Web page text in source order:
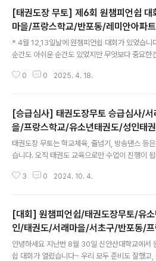
[태권도장 무토] 제6회 원챔피언쉽 대
마을/프랑스학교/반포동/레미안아파트
* 4월 12,13일날에 원챔피언쉽 대회가 있었습니
순간도 아쉬운 순간도 있었지만 무엇보다 중요한
의 실력을 확인해보죠 !!! https://youtu.be/
0 0 2025. 4. 18.
[승급심사] 태권도장무토 승급심사/서
을/프랑스학교/유소년태권도/성인태
소년태권도/반포동/서초구/레미안/아
파트
태권도장 무토는 학교체육, 줄넘기, 방송댄스 등
습니다. 오직 태권도 교육으로만 수업이 진행이
였습니다^^ 오늘은 격파만 한번 모아보았습니다~
0 태권도장무토 서래관 : 네이버방문자리뷰 27
리뷰 1m.place.naver.comhttps://naver.me/
bV9J 태권도장무토 서초관 : 네이버방문자리뷰
로그리뷰 2m.place.naver.com
3 0 2024. 10. 4.
[대회] 원챔피언쉽/태권도장무토/유
인/태권도/서래마을/서초구/반포동/프
교/프랑스마을
안녕하세요 지난번 8월 30일 신안산대학교에서
쉽 대회가 열렸습니다~ 우리 모두 준비도 잘했고,